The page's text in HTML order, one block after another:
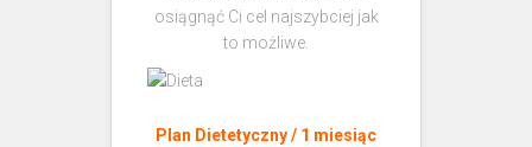
osiągnąć Ci cel najszybciej jak
to możliwe.
Plan Dietetyczny / 1 miesiąc